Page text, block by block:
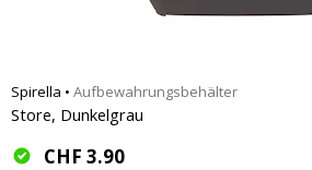
Spirella • Aufbewahrungsbehälter
Store, Dunkelgrau
CHF 3.90